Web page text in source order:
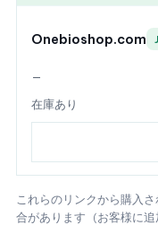
Onebioshop.com
—
在庫あり
これらのリンクから購入
合があります（お客様に追